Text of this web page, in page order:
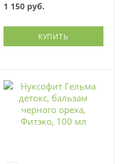
1 150руб.
КУПИТЬ